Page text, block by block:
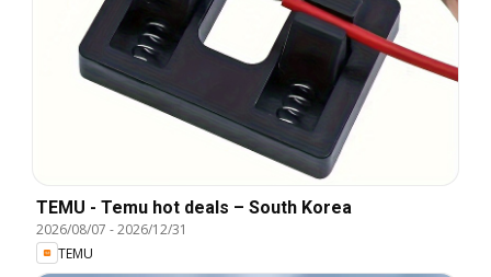
TEMU - Temu hot deals – South Korea
2026/08/07 -2026/12/31
TEMU